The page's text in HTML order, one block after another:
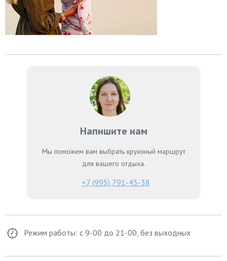
Напишите нам
Мы поможем вам выбрать круизный маршрут
для вашего отдыха.
+7 (995) 791-43-38
Режим работы: с 9-00 до 21-00, без выходных